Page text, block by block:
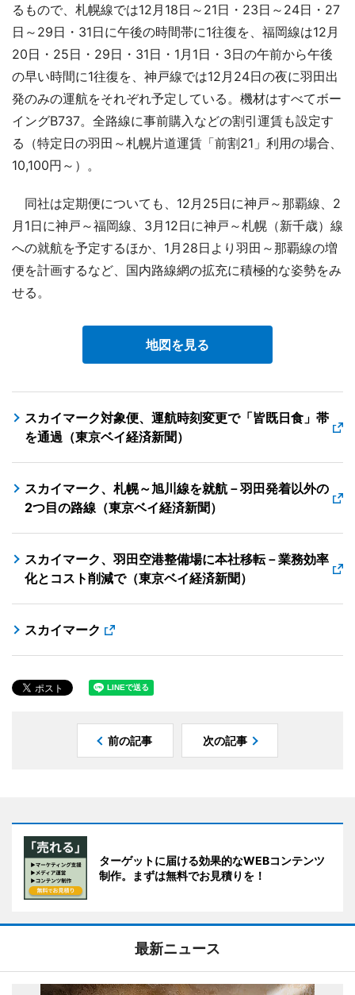
るもので、札幌線では12月18日～21日・23日～24日・27
日～29日・31日に午後の時間帯に1往復を、福岡線は12月
20日・25日・29日・31日・1月1日・3日の午前から午後
の早い時間に1往復を、神戸線では12月24日の夜に羽田出
発のみの運航をそれぞれ予定している。機材はすべてボー
イングB737。全路線に事前購入などの割引運賃も設定す
る（特定日の羽田～札幌片道運賃「前割21」利用の場合、
10,100円～）。
同社は定期便についても、12月25日に神戸～那覇線、2
月1日に神戸～福岡線、3月12日に神戸～札幌（新千歳）線
への就航を予定するほか、1月28日より羽田～那覇線の増
便を計画するなど、国内路線網の拡充に積極的な姿勢をみ
せる。
地図を見る
スカイマーク対象便、運航時刻変更で「皆既日食」帯
を通過（東京ベイ経済新聞）
スカイマーク、札幌～旭川線を就航－羽田発着以外の
2つ目の路線（東京ベイ経済新聞）
スカイマーク、羽田空港整備場に本社移転－業務効率
化とコスト削減で（東京ベイ経済新聞）
スカイマーク
前の記事 次の記事
ターゲットに届ける効果的なWEBコンテンツ
制作。まずは無料でお見積りを！
最新ニュース